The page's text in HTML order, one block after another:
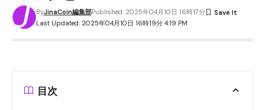
Last Updated: 2025年04月10日 16時19分 4:19 PM
ByJinaCoin編集部Published: 2025年04月10日 16時17分
目次